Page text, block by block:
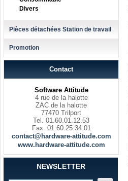
Divers
Pièces détachées Station de travail
Promotion
Contact
Software Attitude
4 rue de la halotte
ZAC de la halotte
77470 Trilport
Tel. 01.60.01.12.53
Fax. 01.60.25.34.01
contact@hardware-attitude.com
www.hardware-attitude.com
NEWSLETTER